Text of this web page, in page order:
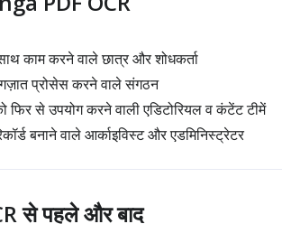
काम करने वाले छात्र और शोधकर्ता
प्रोसेस करने वाले संगठन
फिर से उपयोग करने वाली एडिटोरियल व कंटेंट टीमें
बनाने वाले आर्काइविस्ट और एडमिनिस्ट्रेटर
से पहले और बाद